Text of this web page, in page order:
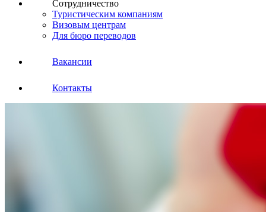
Сотрудничество
Туристическим компаниям
Визовым центрам
Для бюро переводов
Вакансии
Контакты